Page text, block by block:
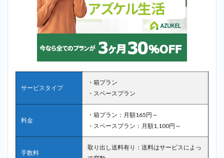
サービスタイプ
・箱プラン
・スペースプラン
料金
・箱プラン：月額165円～
・スペースプラン：月額1,100円～
手数料
取り出し送料有り：送料はサービスによっ